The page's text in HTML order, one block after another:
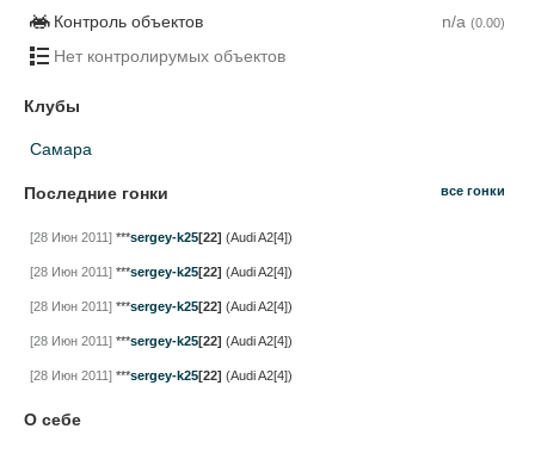
Контроль объектов
n/a (0.00)
Нет контролирумых объектов
Клубы
Самара
Последние гонки все гонки
[28 Июн 2011] ***sergey-k25[22] (Audi A2[4])
[28 Июн 2011] ***sergey-k25[22] (Audi A2[4])
[28 Июн 2011] ***sergey-k25[22] (Audi A2[4])
[28 Июн 2011] ***sergey-k25[22] (Audi A2[4])
[28 Июн 2011] ***sergey-k25[22] (Audi A2[4])
О себе